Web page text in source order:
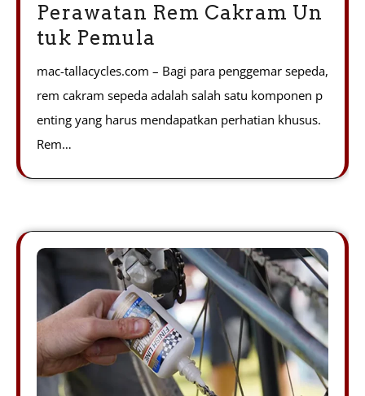
Perawatan Rem Cakram Un
tuk Pemula
mac-tallacycles.com – Bagi para penggemar sepeda,
rem cakram sepeda adalah salah satu komponen p
enting yang harus mendapatkan perhatian khusus.
Rem…